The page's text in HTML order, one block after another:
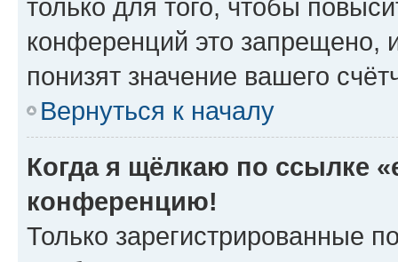
только для того, чтобы
конференций это запрещено,
понизят значение вашего
Вернуться к началу
Когда я щёлкаю по ссылке
конференцию!
Только зарегистрированные